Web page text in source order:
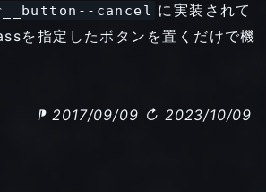
cancel に実装されて
を指定したボタンを置くだけで機
⁋ 2017/09/09 ↻ 2023/10/09